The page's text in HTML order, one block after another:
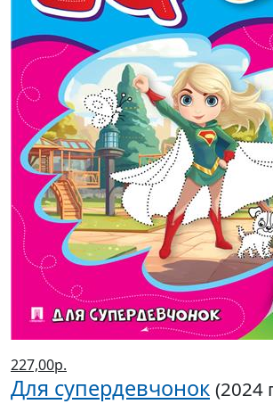
227,00р.
Для супердевчонок (2024